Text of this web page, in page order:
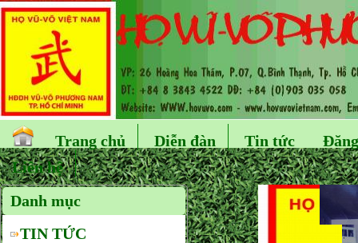
Trang chủ Diễn đàn Tin tức
Liên hệ
Danh mục
TIN TỨC